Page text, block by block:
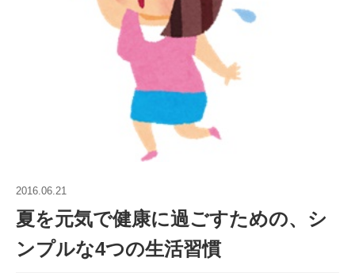
2016.06.21
夏を元気で健康に過ごすための、シ
ンプルな4つの生活習慣